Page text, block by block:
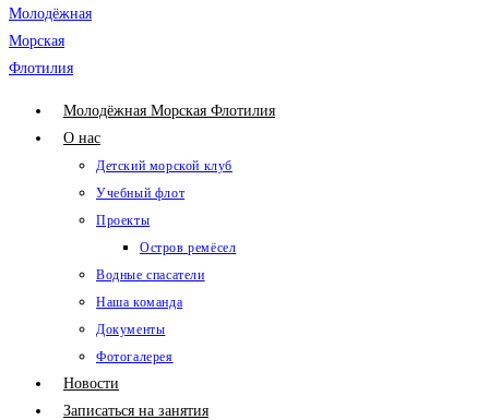
Молодёжная Морская Флотилия
О нас
Детский морской клуб
Учебный флот
Проекты
Остров ремёсел
Водные спасатели
Наша команда
Документы
Фотогалерея
Новости
Записаться на занятия